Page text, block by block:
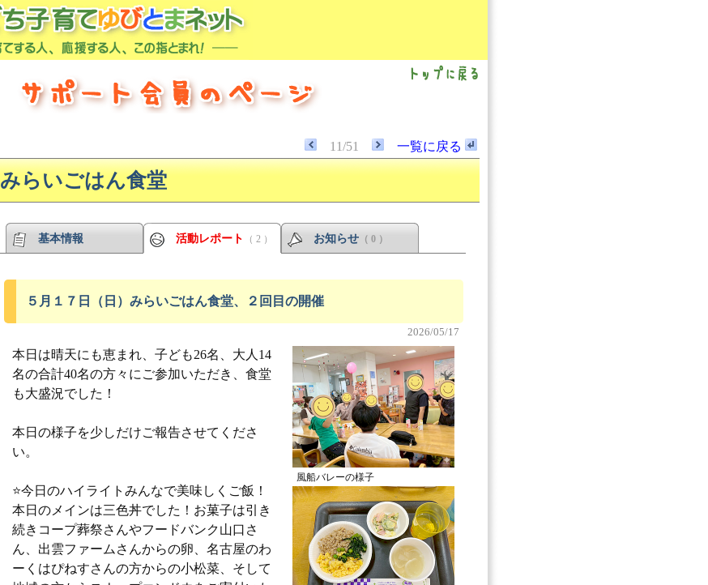
11/51 一覧に戻る
みらいごはん食堂
基本情報 活動レポート （ 2 ） お知らせ （ 0 ）
５月１７日（日）みらいごはん食堂、２回目の開催
2026/05/17
風船バレーの様子
本日は晴天にも恵まれ、子ども26名、大人14
名の合計40名の方々にご参加いただき、食堂
も大盛況でした！
本日の様子を少しだけご報告させてくださ
い。
⭐️今日のハイライトみんなで美味しくご飯！
本日のメインは三色丼でした！お菓子は引き
続きコープ葬祭さんやフードバンク山口さ
ん、出雲ファームさんからの卵、名古屋のわ
ーくはぴねすさんの方からの小松菜、そして